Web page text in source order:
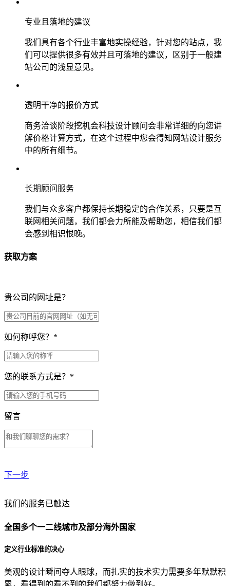
专业且落地的建议
我们具有各个行业丰富地实操经验，针对您的站点，我
们可以提供很多有效并且可落地的建议，区别于一般建
站公司的浅显意见。
透明干净的报价方式
商务洽谈阶段挖机会科技设计顾问会非常详细的向您讲
解价格计算方式，在这个过程中您会得知网站设计服务
中的所有细节。
长期顾问服务
我们与众多客户都保持长期稳定的合作关系，只要是互
联网相关问题，我们都会力所能及帮助您，相信我们都
会感到相识恨晚。
获取方案
贵公司的网址是？
如何称呼您？ *
您的联系方式是？ *
留言
下一步
贵公司预算范围是？
贵公司的团队规模是？
目前主要的营销渠道是？
我们的服务已触达
全国多个一二线城市及部分海外国家
定义行业标准的决心
美观的设计瞬间夺人眼球，而扎实的技术实力需要多年默默积
累，看得到的看不到的我们都努力做到好。